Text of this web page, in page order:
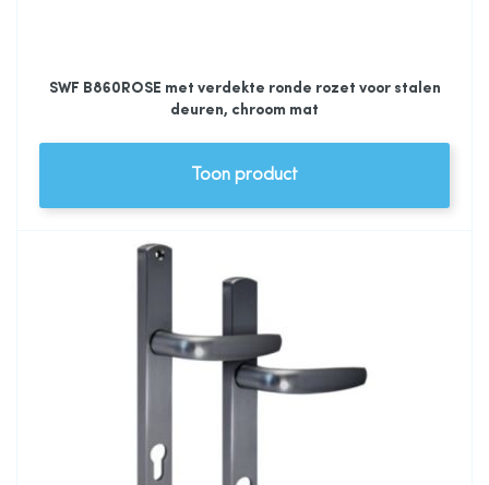
SWF B860ROSE met verdekte ronde rozet voor stalen
deuren, chroom mat
Toon product